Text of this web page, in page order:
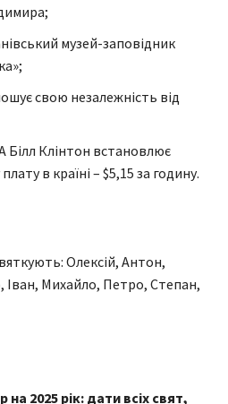
музей-заповідник
свою незалежність від
Білл Клінтон встановлює
в країні – $5,15 за годину.
Олексій, Антон,
Михайло, Петро, Степан,
2025 рік: дати всіх свят,